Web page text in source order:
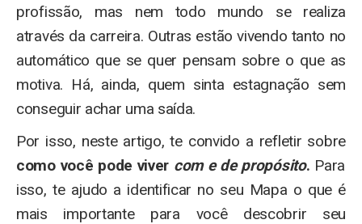
profissão, mas nem todo mundo se realiza
através da carreira. Outras estão vivendo tanto no
automático que se quer pensam sobre o que as
motiva. Há, ainda, quem sinta estagnação sem
conseguir achar uma saída.
Por isso, neste artigo, te convido a refletir sobre
como você pode viver com e de propósito. Para
isso, te ajudo a identificar no seu Mapa o que é
mais importante para você descobrir seu